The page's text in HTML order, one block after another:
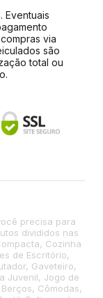
Eventuais
via
são
total ou
precisa para
divididos nas
Cozinha
de Escritório,
Gaveteiro,
Juvenil, Jogo de
Cômodas,